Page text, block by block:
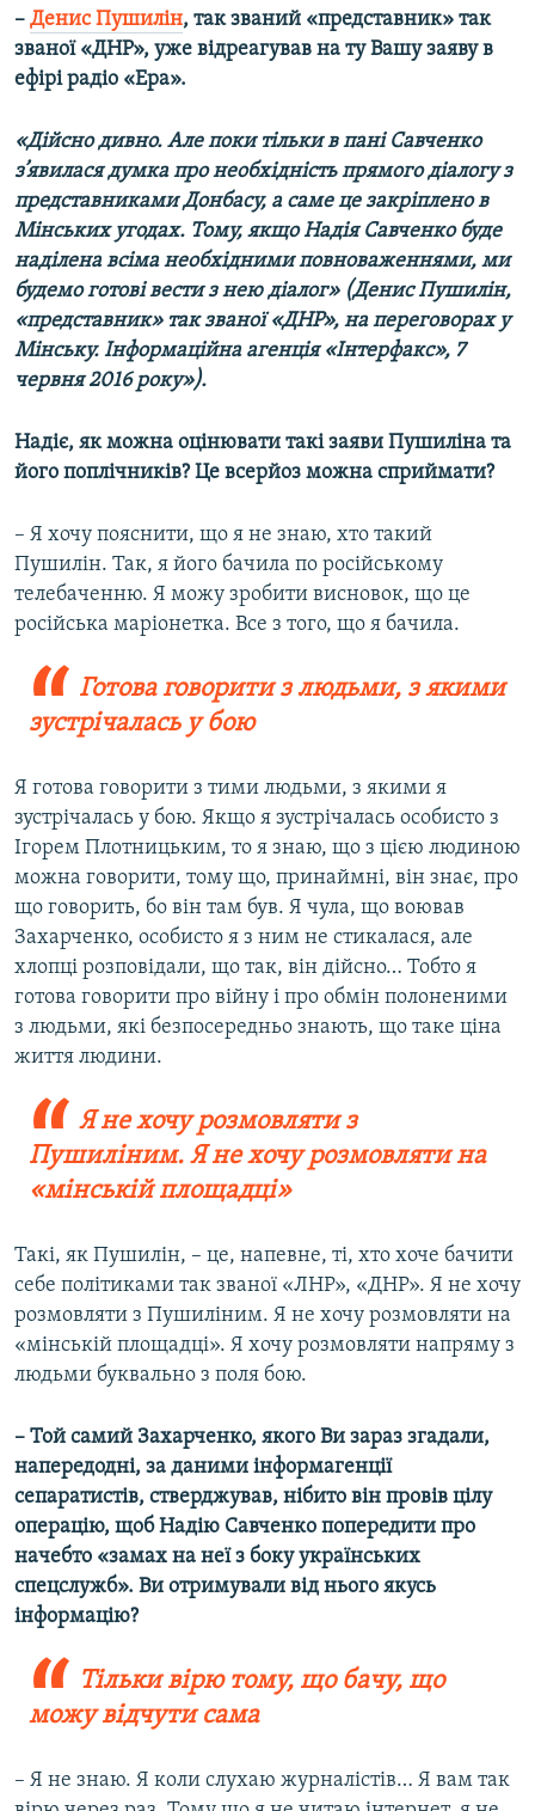
– Денис Пушилін, так званий «представник» так
званої «ДНР», уже відреагував на ту Вашу заяву в
ефірі радіо «Ера».
«Дійсно дивно. Але поки тільки в пані Савченко
з’явилася думка про необхідність прямого діалогу з
представниками Донбасу, а саме це закріплено в
Мінських угодах. Тому, якщо Надія Савченко буде
наділена всіма необхідними повноваженнями, ми
будемо готові вести з нею діалог» (Денис Пушилін,
«представник» так званої «ДНР», на переговорах у
Мінську. Інформаційна агенція «Інтерфакс», 7
червня 2016 року»).
Надіє, як можна оцінювати такі заяви Пушиліна та
його поплічників? Це всерйоз можна сприймати?
– Я хочу пояснити, що я не знаю, хто такий
Пушилін. Так, я його бачила по російському
телебаченню. Я можу зробити висновок, що це
російська маріонетка. Все з того, що я бачила.
Готова говорити з людьми, з якими
зустрічалась у бою
Я готова говорити з тими людьми, з якими я
зустрічалась у бою. Якщо я зустрічалась особисто з
Ігорем Плотницьким, то я знаю, що з цією людиною
можна говорити, тому що, принаймні, він знає, про
що говорить, бо він там був. Я чула, що воював
Захарченко, особисто я з ним не стикалася, але
хлопці розповідали, що так, він дійсно… Тобто я
готова говорити про війну і про обмін полоненими
з людьми, які безпосередньо знають, що таке ціна
життя людини.
Я не хочу розмовляти з
Пушиліним. Я не хочу розмовляти на
«мінській площадці»
Такі, як Пушилін, – це, напевне, ті, хто хоче бачити
себе політиками так званої «ЛНР», «ДНР». Я не хочу
розмовляти з Пушиліним. Я не хочу розмовляти на
«мінській площадці». Я хочу розмовляти напряму з
людьми буквально з поля бою.
– Той самий Захарченко, якого Ви зараз згадали,
напередодні, за даними інформагенції
сепаратистів, стверджував, нібито він провів цілу
операцію, щоб Надію Савченко попередити про
начебто «замах на неї з боку українських
спецслужб». Ви отримували від нього якусь
інформацію?
Тільки вірю тому, що бачу, що
можу відчути сама
– Я не знаю. Я коли слухаю журналістів… Я вам так